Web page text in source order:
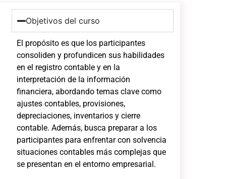
Objetivos del curso
El propósito es que los participantes
consoliden y profundicen sus habilidades
en el registro contable y en la
interpretación de la información
financiera, abordando temas clave como
ajustes contables, provisiones,
depreciaciones, inventarios y cierre
contable. Además, busca preparar a los
participantes para enfrentar con solvencia
situaciones contables más complejas que
se presentan en el entorno empresarial.